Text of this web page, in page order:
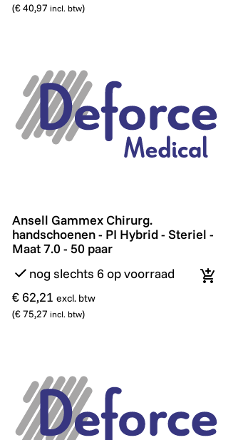
(€ 40,97 incl. btw)
- PI Hybrid - Steriel - Maat 6.5 - 50 paar
Ansell Gammex Chirurg. handschoenen
Ansell Gammex Chirurg.
handschoenen - PI Hybrid - Steriel -
Maat 7.0 - 50 paar
nog slechts 6 op voorraad
€ 62,21 excl. btw
(€ 75,27 incl. btw)
In